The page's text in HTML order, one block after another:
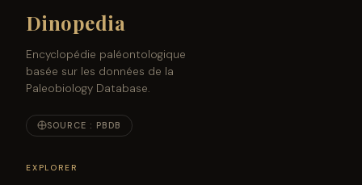
Dinopedia
Encyclopédie paléontologique
basée sur les données de la
Paleobiology Database.
SOURCE : PBDB
EXPLORER